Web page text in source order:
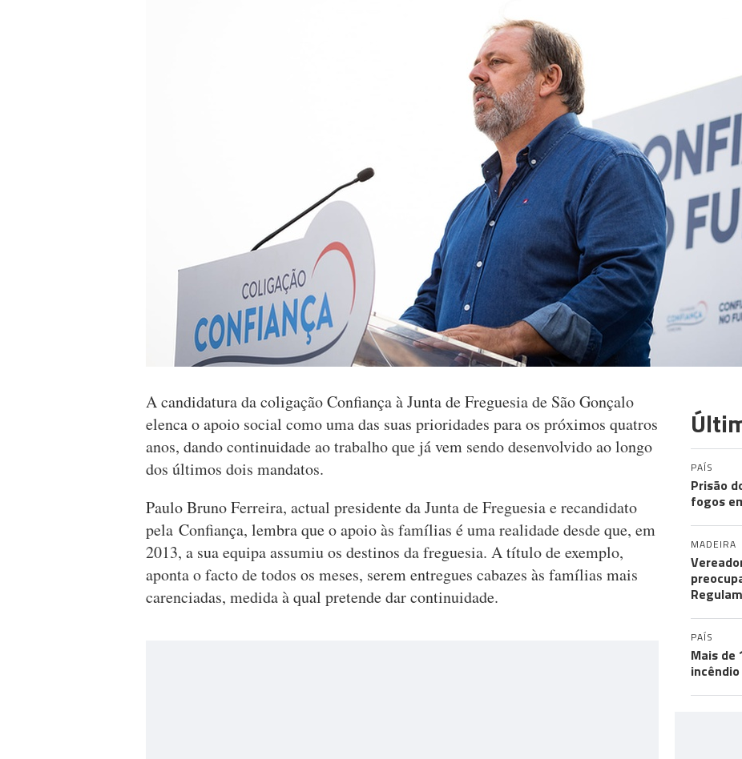
A candidatura da coligação Confiança à Junta de Freguesia de São Gonçalo
elenca o apoio social como uma das suas prioridades para os próximos quatros
anos, dando continuidade ao trabalho que já vem sendo desenvolvido ao longo
dos últimos dois mandatos.
Paulo Bruno Ferreira, actual presidente da Junta de Freguesia e recandidato
pela Confiança, lembra que o apoio às famílias é uma realidade desde que, em
2013, a sua equipa assumiu os destinos da freguesia. A título de exemplo,
aponta o facto de todos os meses, serem entregues cabazes às famílias mais
carenciadas, medida à qual pretende dar continuidade.
PAÍS
Prisão
fogos
MADEIRA
PAÍS
Mais de